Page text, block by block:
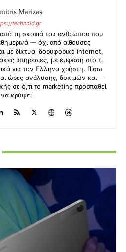
Marizas
technoid.gr
τη σκοπιά του ανθρώπου που
— όχι από αίθουσες
με δίκτυα, δορυφορικό internet,
υπηρεσίες, με έμφαση στο τι
για τον Έλληνα χρήστη. Πίσω
ώρες ανάλυσης, δοκιμών και —
σε ό,τι το marketing προσπαθεί
να κρύψει.